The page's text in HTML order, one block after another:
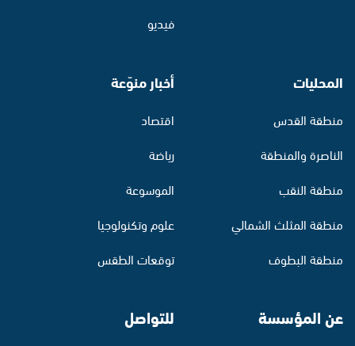
فيديو
المحليات
منطقة القدس
الناصرة والمنطقة
منطقة النقب
منطقة المثلث الشمالي
منطقة البطوف
أخبار منوّعة
اقتصاد
رياضة
الموسوعة
علوم وتكنولوجيا
توقعات الطقس
عن المؤسسة للتواصل